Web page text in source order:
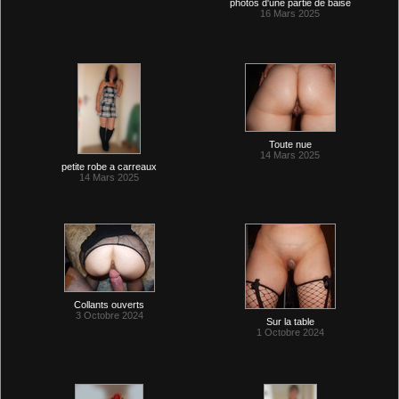
photos d'une partie de baise
16 Mars 2025
petite robe a carreaux
14 Mars 2025
Toute nue
14 Mars 2025
Collants ouverts
3 Octobre 2024
Sur la table
1 Octobre 2024